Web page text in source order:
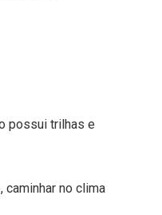
possui trilhas e
no clima